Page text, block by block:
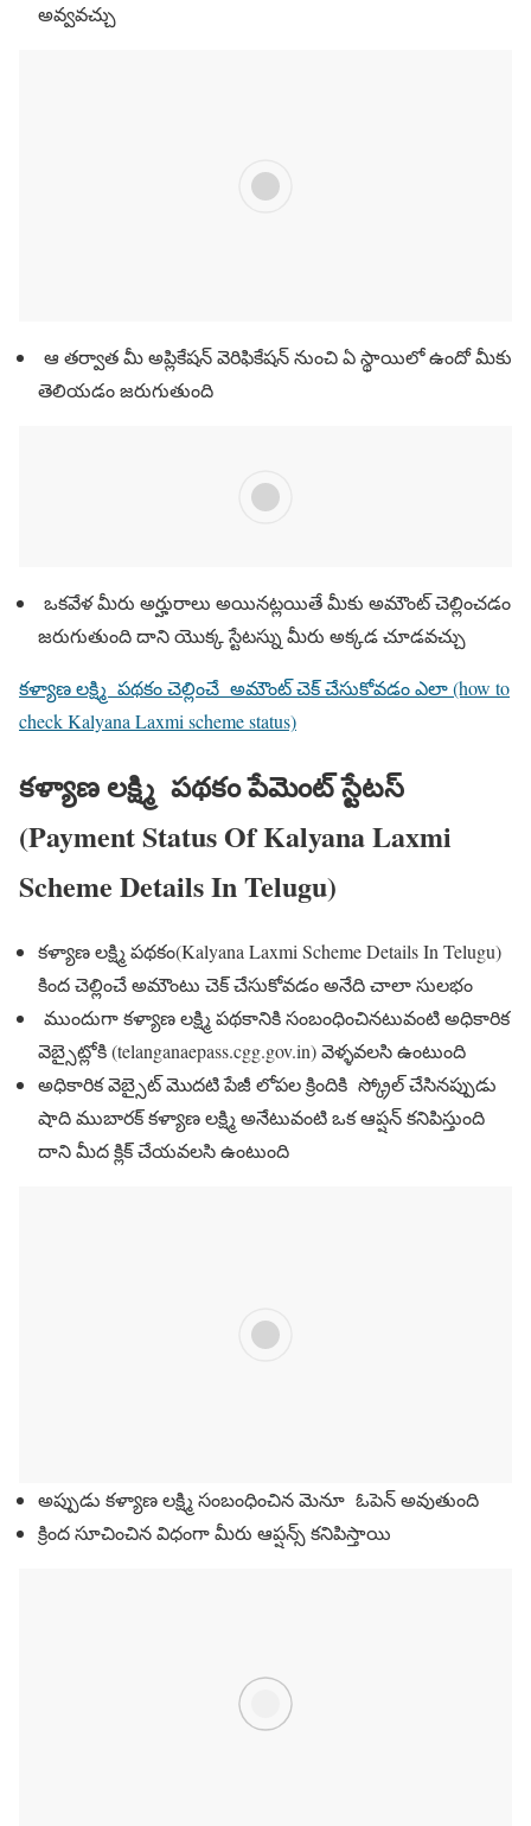
అవ్వవచ్చు
ఆ తర్వాత మీ అప్లికేషన్ వెరిఫికేషన్ నుంచి ఏ స్థాయిలో ఉందో మీకు
తెలియడం జరుగుతుంది
ఒకవేళ మీరు అర్హురాలు అయినట్లయితే మీకు అమౌంట్ చెల్లించడం
జరుగుతుంది దాని యొక్క స్టేటస్ను మీరు అక్కడ చూడవచ్చు
కళ్యాణ లక్ష్మి పథకం చెల్లించే అమౌంట్ చెక్ చేసుకోవడం ఎలా (how to
check Kalyana Laxmi scheme status)
కళ్యాణ లక్ష్మి పథకం పేమెంట్ స్టేటస్
(Payment Status Of Kalyana Laxmi
Scheme Details In Telugu)
కళ్యాణ లక్ష్మి పథకం(Kalyana Laxmi Scheme Details In Telugu)
కింద చెల్లించే అమౌంటు చెక్ చేసుకోవడం అనేది చాలా సులభం
ముందుగా కళ్యాణ లక్ష్మి పథకానికి సంబంధించినటువంటి అధికారిక
వెబ్సైట్లోకి (telanganaepass.cgg.gov.in) వెళ్ళవలసి ఉంటుంది
అధికారిక వెబ్సైట్ మొదటి పేజీ లోపల క్రిందికి స్క్రోల్ చేసినప్పుడు
షాది ముబారక్ కళ్యాణ లక్ష్మి అనేటువంటి ఒక ఆప్షన్ కనిపిస్తుంది
దాని మీద క్లిక్ చేయవలసి ఉంటుంది
అప్పుడు కళ్యాణ లక్ష్మి సంబంధించిన మెనూ ఓపెన్ అవుతుంది
క్రింద సూచించిన విధంగా మీరు ఆప్షన్స్ కనిపిస్తాయి